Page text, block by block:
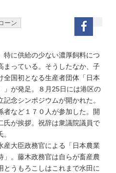
ーン
特に供給の少ない濃厚飼料につ
まっている。そうしたなか、子
全国初となる生産者団体「日本
」が発足。８月25日には港区の
念シンポジウムが開かれた。
など１７０人が参加した。開
氏が挨拶。祝辞は衆議院議員で
大臣政務官による「日本農業
」。藤木政務官は自らが畜産農
とうもろこしはこれまで水田に